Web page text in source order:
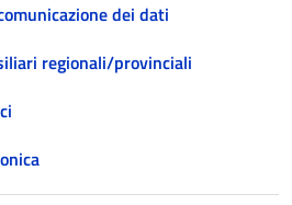
dei dati
regionali/provinciali